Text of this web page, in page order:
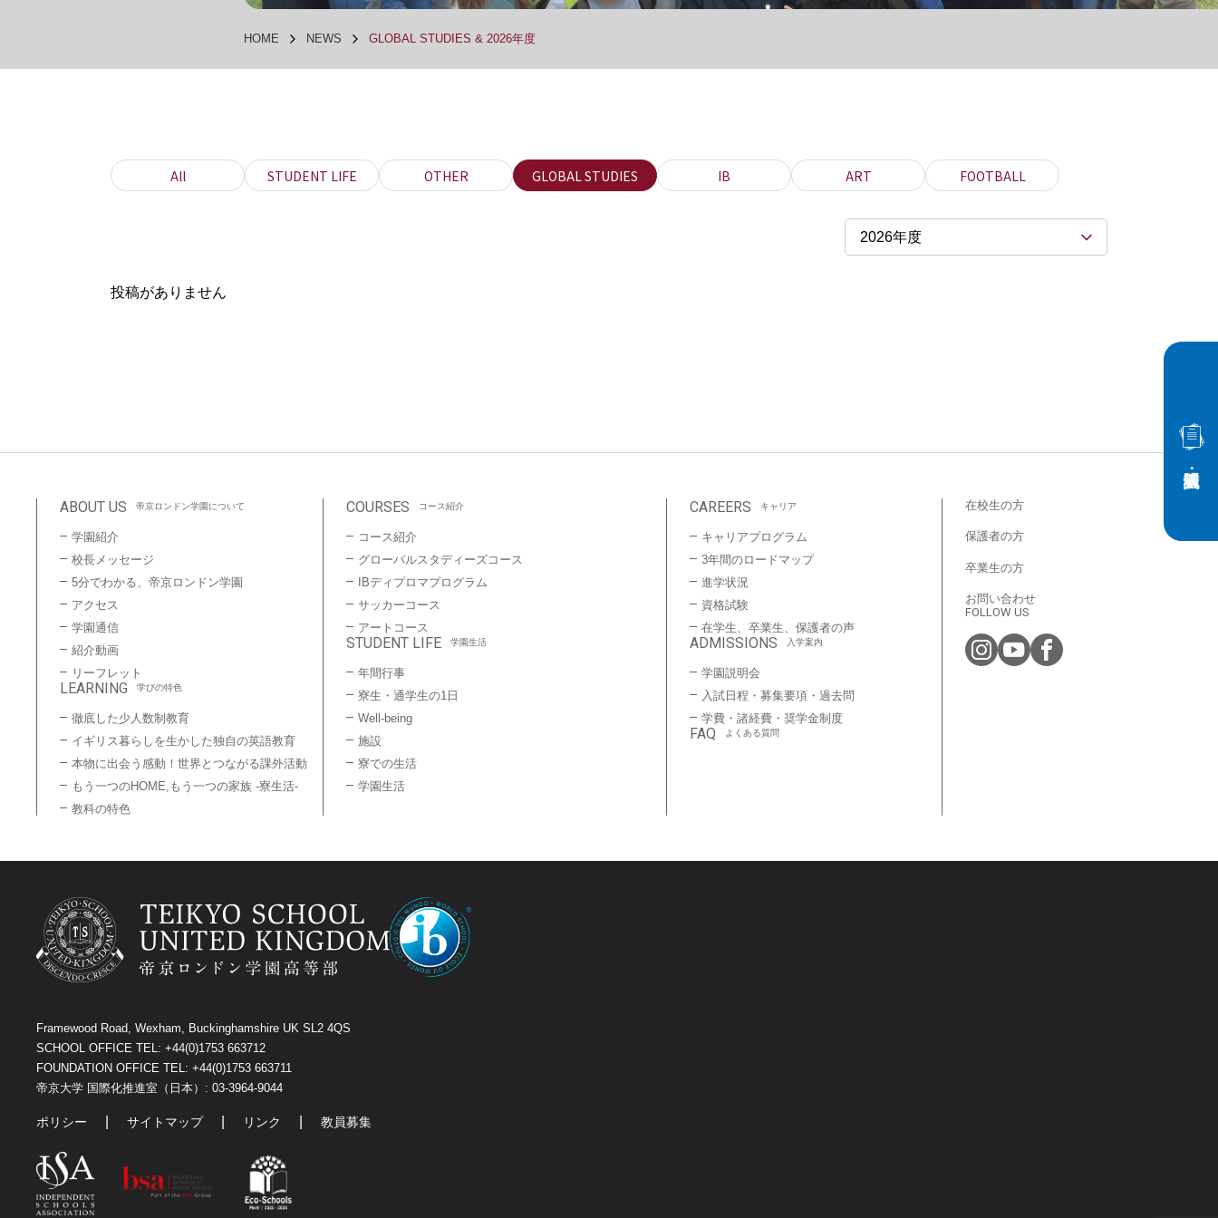
HOME NEWS GLOBAL STUDIES & 2026年度
All STUDENT LIFE OTHER GLOBAL STUDIES IB ART FOOTBALL
2026年度
投稿がありません
ABOUT US 帝京ロンドン学園について
学園紹介
校長メッセージ
5分でわかる、帝京ロンドン学園
アクセス
学園通信
紹介動画
リーフレット
LEARNING 学びの特色
徹底した少人数制教育
イギリス暮らしを生かした独自の英語教育
本物に出会う感動！世界とつながる課外活動
もう一つのHOME,もう一つの家族 -寮生活-
教科の特色
COURSES コース紹介
コース紹介
グローバルスタディーズコース
IBディプロマプログラム
サッカーコース
アートコース
STUDENT LIFE 学園生活
年間行事
寮生・通学生の1日
Well-being
施設
寮での生活
学園生活
CAREERS キャリア
キャリアプログラム
3年間のロードマップ
進学状況
資格試験
在学生、卒業生、保護者の声
ADMISSIONS 入学案内
学園説明会
入試日程・募集要項・過去問
学費・諸経費・奨学金制度
FAQ よくある質問
在校生の方
保護者の方
卒業生の方
お問い合わせ
FOLLOW US
Framewood Road, Wexham, Buckinghamshire UK SL2 4QS
SCHOOL OFFICE TEL: +44(0)1753 663712
FOUNDATION OFFICE TEL: +44(0)1753 663711
帝京大学 国際化推進室（日本）: 03-3964-9044
ポリシー サイトマップ リンク 教員募集